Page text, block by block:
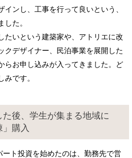
ンし、工事を行って良いという、
した。
たいという建築家や、アトリエに改
クデザイナー、民泊事業を展開した
らお申し込みが入ってきました。ど
みです。
後、学生が集まる地域に
」購入
ト投資を始めたのは、勤務先で営